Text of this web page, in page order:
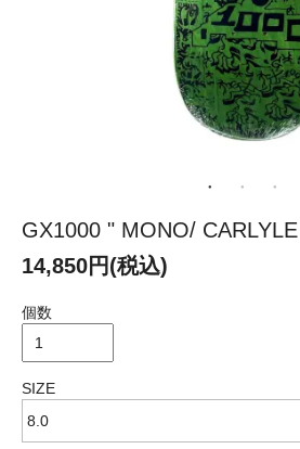
GX1000 " MONO/
14,850円(税込)
個数
SIZE